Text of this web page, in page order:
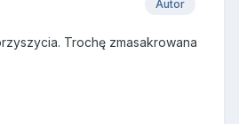
Autor
Trochę zmasakrowana